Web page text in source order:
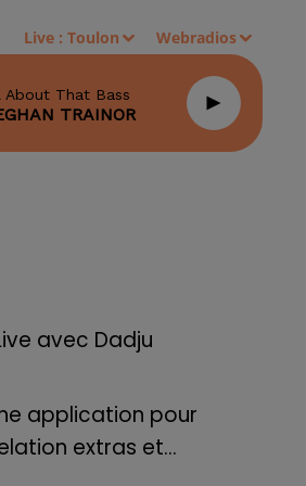
Live :Toulon Webradios
About That Bass
TRAINOR
avec Dadju
application pour
extras et...